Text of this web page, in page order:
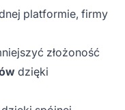
platformie, firmy
złożoność
dzięki